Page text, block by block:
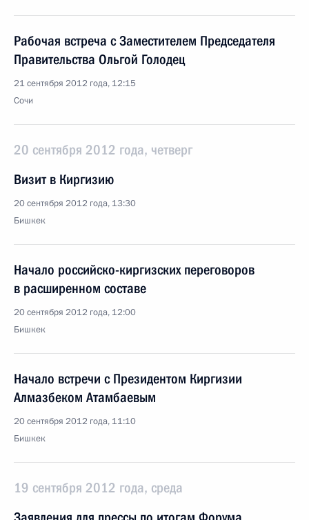
Рабочая встреча с Заместителем Председателя
Правительства Ольгой Голодец
21 сентября 2012 года, 12:15
Сочи
20 сентября 2012 года, четверг
Визит в Киргизию
20 сентября 2012 года, 13:30
Бишкек
Начало российско-киргизских переговоров
в расширенном составе
20 сентября 2012 года, 12:00
Бишкек
Начало встречи с Президентом Киргизии
Алмазбеком Атамбаевым
20 сентября 2012 года, 11:10
Бишкек
19 сентября 2012 года, среда